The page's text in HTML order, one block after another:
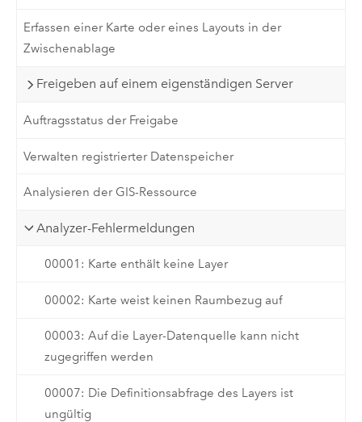
Erfassen einer Karte oder eines Layouts in der
Zwischenablage
Freigeben auf einem eigenständigen Server
Auftragsstatus der Freigabe
Verwalten registrierter Datenspeicher
Analysieren der GIS-Ressource
Analyzer-Fehlermeldungen
00001: Karte enthält keine Layer
00002: Karte weist keinen Raumbezug auf
00003: Auf die Layer-Datenquelle kann nicht
zugegriffen werden
00007: Die Definitionsabfrage des Layers ist
ungültig